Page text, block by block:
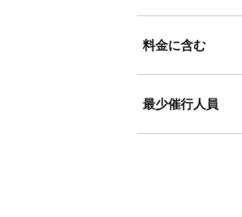
料金に含む
最少催行人員